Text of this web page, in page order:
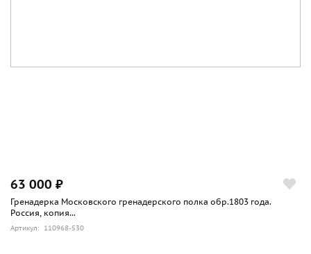
63 000 ₽
Гренадерка Московского гренадерского полка обр.1803 года.
Россия, копия...
Артикул: 110968-530